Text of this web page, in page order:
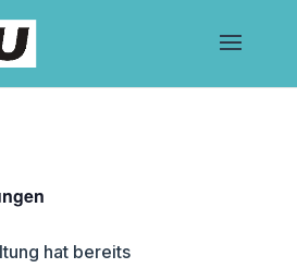
hat bereits